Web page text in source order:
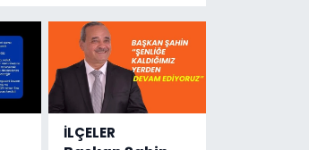
Emniyete
4,5 milyon
liralık
destek
çıktı
İLÇELER